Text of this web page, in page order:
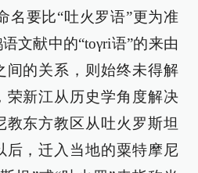
名要比“吐火罗语”更为准
文献中的“toγri语”的来由
间的关系，则始终未得解
荣新江从历史学角度解决
教东方教区从吐火罗斯坦
后，迁入当地的粟特摩尼